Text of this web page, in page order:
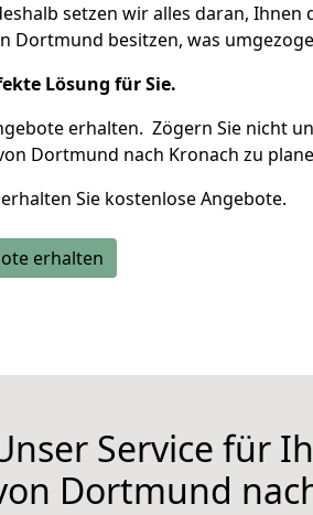
setzen wir alles daran, Ihnen
Dortmund besitzen, was
Lösung für Sie.
erhalten. Zögern Sie nicht
Dortmund nach Kronach zu
Sie kostenlose Angebote.
erhalten
Service für
Dortmund